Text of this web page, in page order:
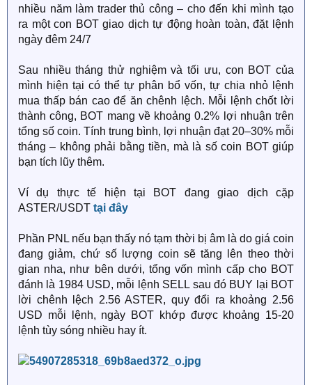
nhiều năm làm trader thủ công – cho đến khi mình tạo
ra một con BOT giao dịch tự động hoàn toàn, đặt lệnh
ngày đêm 24/7
Sau nhiều tháng thử nghiệm và tối ưu, con BOT của
mình hiện tại có thể tự phân bổ vốn, tự chia nhỏ lệnh
mua thấp bán cao để ăn chênh lệch. Mỗi lệnh chốt lời
thành công, BOT mang về khoảng 0.2% lợi nhuận trên
tổng số coin. Tính trung bình, lợi nhuận đạt 20–30% mỗi
tháng – không phải bằng tiền, mà là số coin BOT giúp
bạn tích lũy thêm.
Ví dụ thực tế hiện tại BOT đang giao dịch cặp
ASTER/USDT tại đây
Phần PNL nếu bạn thấy nó tạm thời bị âm là do giá coin
đang giảm, chứ số lượng coin sẽ tăng lên theo thời
gian nha, như bên dưới, tổng vốn mình cấp cho BOT
đánh là 1984 USD, mỗi lệnh SELL sau đó BUY lại BOT
lời chênh lệch 2.56 ASTER, quy đổi ra khoảng 2.56
USD mỗi lệnh, ngày BOT khớp được khoảng 15-20
lệnh tùy sóng nhiều hay ít.